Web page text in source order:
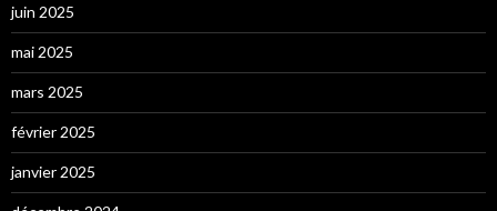
juin 2025
mai 2025
mars 2025
février 2025
janvier 2025